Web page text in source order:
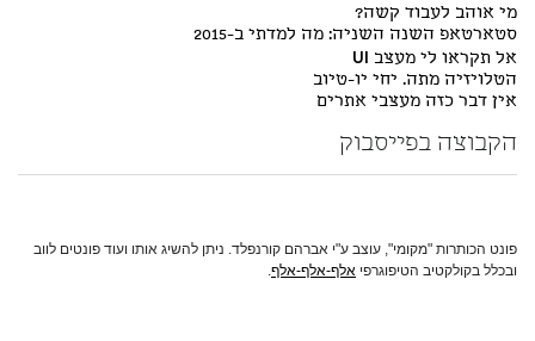
מי אוהב לעבוד קשה?
סטארטאפ השנה השניה: מה למדתי ב-2015
אל תקראו לי מעצב UI
הטלויזיה מתה. יחי יו-טיוב
אין דבר כזה מעצבי אתרים
הקבוצה בפייסבוק
פונט הכותרות "מקומי", עוצב ע"י אברהם קורנפלד. ניתן להשיג אותו ועוד פונטים לווב
ובכלל בקולקטיב הטיפוגרפי אלף-אלף-אלף.